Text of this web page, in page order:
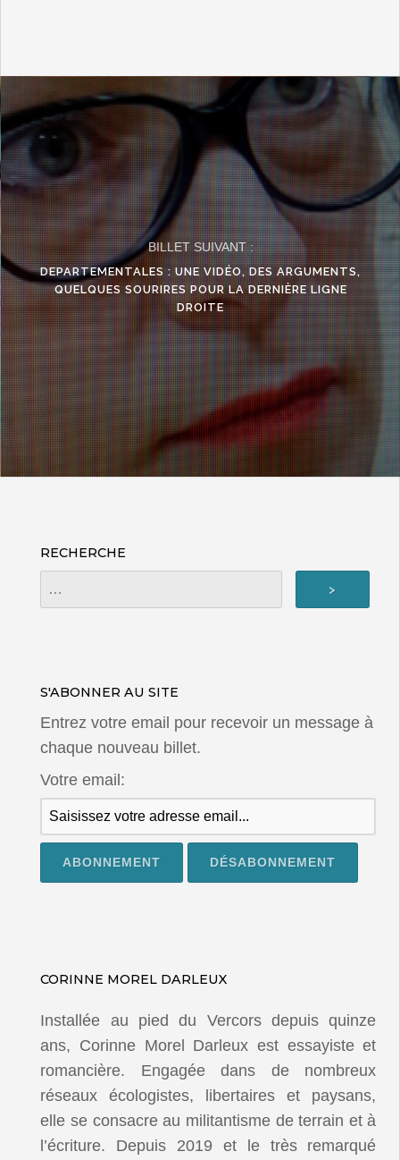
BILLET SUIVANT :
DEPARTEMENTALES : UNE VIDÉO, DES ARGUMENTS,
QUELQUES SOURIRES POUR LA DERNIÈRE LIGNE
DROITE
RECHERCHE
S'ABONNER AU SITE
Entrez votre email pour recevoir un message à
chaque nouveau billet.
Votre email:
CORINNE MOREL DARLEUX
Installée au pied du Vercors depuis quinze
ans, Corinne Morel Darleux est essayiste et
romancière. Engagée dans de nombreux
réseaux écologistes, libertaires et paysans,
elle se consacre au militantisme de terrain et à
l’écriture. Depuis 2019 et le très remarqué